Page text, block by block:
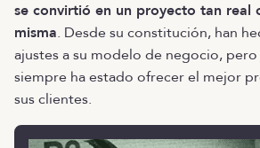
se convirtió en un proyecto tan real
misma. Desde su constitución, han
ajustes a su modelo de negocio, pero
siempre ha estado ofrecer el mejor
sus clientes.